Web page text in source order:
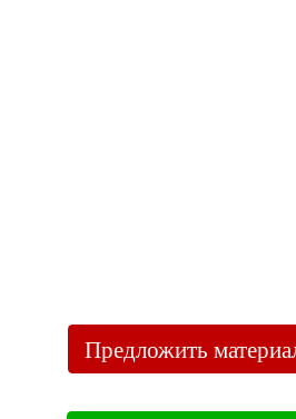
Предложить